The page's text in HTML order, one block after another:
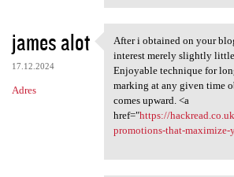
james alot
17.12.2024
Adres
After i obtained on
After i obtained on your
interest merely slightly
Enjoyable technique for
marking at any given time
comes upward. <a
href="https://
promotions-that-maximize-